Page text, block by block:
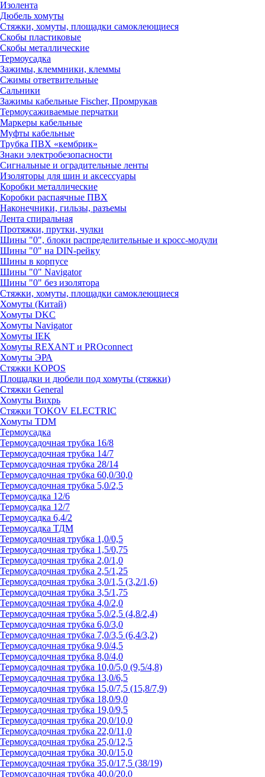
Изолента
Дюбель хомуты
Стяжки, хомуты, площадки самоклеющиеся
Скобы пластиковые
Скобы металлические
Термоусадка
Зажимы, клеммники, клеммы
Сжимы ответвительные
Сальники
Зажимы кабельные Fischer, Промрукав
Термоусаживаемые перчатки
Маркеры кабельные
Муфты кабельные
Трубка ПВХ «кембрик»
Знаки электробезопасности
Сигнальные и оградительные ленты
Изоляторы для шин и аксессуары
Коробки металлические
Коробки распаячные ПВХ
Наконечники, гильзы, разъемы
Лента спиральная
Протяжки, прутки, чулки
Шины "0", блоки распределительные и кросс-модули
Шины "0" на DIN-рейку
Шины в корпусе
Шины "0" Navigator
Шины "0" без изолятора
Стяжки, хомуты, площадки самоклеющиеся
Хомуты (Китай)
Хомуты DKC
Хомуты Navigator
Хомуты IEK
Хомуты REXANT и PROconnect
Хомуты ЭРА
Стяжки KOPOS
Площадки и дюбели под хомуты (стяжки)
Стяжки General
Хомуты Вихрь
Стяжки TOKOV ELECTRIC
Хомуты TDM
Термоусадка
Термоусадочная трубка 16/8
Термоусадочная трубка 14/7
Термоусадочная трубка 28/14
Термоусадочная трубка 60,0/30,0
Термоусадочная трубка 5,0/2,5
Термоусадка 12/6
Термоусадка 12/7
Термоусадка 6,4/2
Термоусадка ТДМ
Термоусадочная трубка 1,0/0,5
Термоусадочная трубка 1,5/0,75
Термоусадочная трубка 2,0/1,0
Термоусадочная трубка 2,5/1,25
Термоусадочная трубка 3,0/1,5 (3,2/1,6)
Термоусадочная трубка 3,5/1,75
Термоусадочная трубка 4,0/2,0
Термоусадочная трубка 5,0/2,5 (4,8/2,4)
Термоусадочная трубка 6,0/3,0
Термоусадочная трубка 7,0/3,5 (6,4/3,2)
Термоусадочная трубка 9,0/4,5
Термоусадочная трубка 8,0/4,0
Термоусадочная трубка 10,0/5,0 (9,5/4,8)
Термоусадочная трубка 13,0/6,5
Термоусадочная трубка 15,0/7,5 (15,8/7,9)
Термоусадочная трубка 18,0/9,0
Термоусадочная трубка 19,0/9,5
Термоусадочная трубка 20,0/10,0
Термоусадочная трубка 22,0/11,0
Термоусадочная трубка 25,0/12,5
Термоусадочная трубка 30,0/15,0
Термоусадочная трубка 35,0/17,5 (38/19)
Термоусадочная трубка 40,0/20,0